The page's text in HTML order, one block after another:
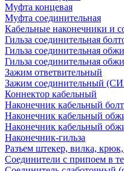
Муфта концевая
Муфта соединительная
Кабельные наконечники и
Гильза соединительная
Гильза соединительная
Гильза соединительная
Зажим ответвительный
Зажим соединительный
Коннектор кабельный
Наконечник кабельный
Наконечник кабельный
Наконечник кабельный
Наконечник-гильза
Разъем штекер, вилка,
Соединители с припоем в